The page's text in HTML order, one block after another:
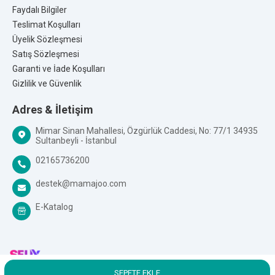
SEPETE EKLE
Markanın Ait Olduğu Ülke:
Üretim Yeri:Türkiye
Kalite Belgeleri:
Faydalı Bilgiler
Teslimat Koşulları
Üyelik Sözleşmesi
Satış Sözleşmesi
Garanti ve İade Koşulları
Gizlilik ve Güvenlik
Adres & İletişim
Mimar Sinan Mahallesi, Özgürlük Caddesi, No: 77/1 34935
Sultanbeyli - İstanbul
02165736200
destek@mamajoo.com
E-Katalog